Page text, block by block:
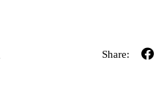
Share: